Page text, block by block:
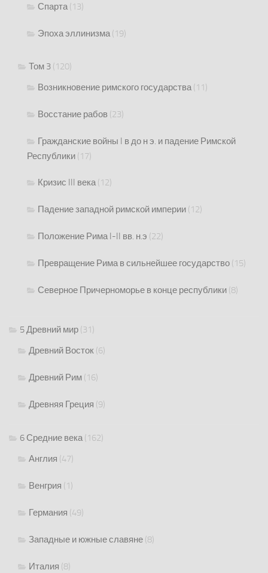
Спарта(13)
Эпоха эллинизма(19)
Том 3 (120)
Возникновение римского государства(11)
Восстание рабов (23)
Гражданские войны I в до н э. и падение Римской
Республики (17)
Кризис III века(12)
Падение западной римской империи (12)
Положение Рима I-II вв. н.э (22)
Превращение Рима в сильнейшее государство (15)
Северное Причерноморье в конце республики (8)
5 Древний мир (31)
Древний Восток (6)
Древний Рим (16)
Древняя Греция (9)
6 Средние века(162)
Англия (47)
Венгрия (1)
Германия (49)
Западные и южные славяне (8)
Италия (8)